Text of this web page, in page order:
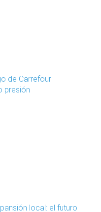
de Carrefour
presión
local: el futuro